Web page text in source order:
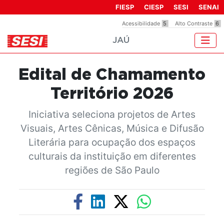
inclui
um
sistema
acessibilidade.
Acessibilidade 5 Alto Contraste 6
FIESP CIESP SESI SENAI
JAÚ
Edital de Chamamento
Território 2026
Iniciativa seleciona projetos de Artes
Visuais, Artes Cênicas, Música e Difusão
Literária para ocupação dos espaços
culturais da instituição em diferentes
regiões de São Paulo